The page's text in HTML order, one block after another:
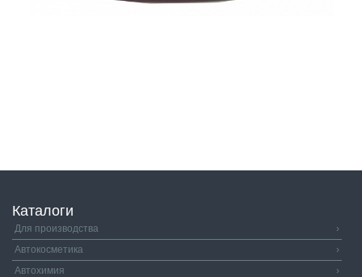
Каталоги
Для производства
›
Автокосметика
›
Автохимия
›